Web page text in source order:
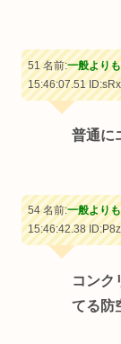
51 名前:一般より
15:46:07.51
普通に
54 名前:一般より
15:46:42.38
コンク
てる防